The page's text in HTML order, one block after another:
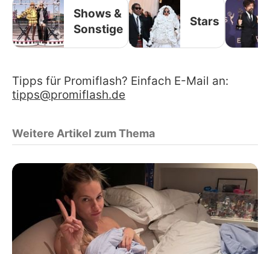
Shows &
Sonstige
Stars
Tipps für Promiflash? Einfach E-Mail an:
tipps@promiflash.de
Weitere Artikel zum Thema